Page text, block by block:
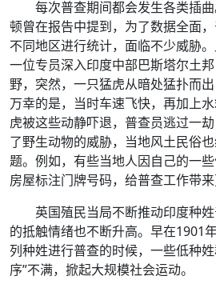
每次普查期间都会发生各类插
顿曾在报告中提到，为了数据全面
不同地区进行统计，面临不少威胁。
一位专员深入印度中部巴斯塔尔土
野，突然，一只猛虎从暗处猛扑而出
万幸的是，当时车速飞快，再加上
虎被这些动静吓退，普查员逃过一
了野生动物的威胁，当地风土民俗
题。例如，有些当地人因自己的一
房屋标注门牌号码，给普查工作带来
英国殖民当局不断推动印度种
的抵触情绪也不断升高。早在1901
列种姓进行普查的时候，一些低种
序”不满，掀起大规模社会运动。